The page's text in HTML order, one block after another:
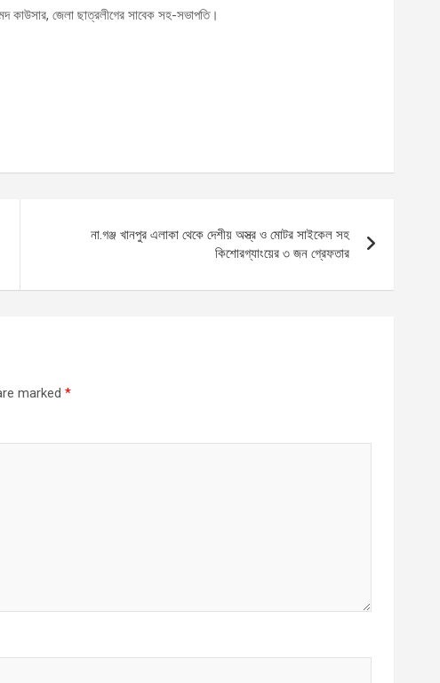
কাউসার, জেলা ছাত্রলীগের সাবেক সহ-সভাপতি।
না.গঞ্জ খানপুর এলাকা থেকে দেশীয় অস্ত্র ও মোটর সাইকেল সহ
কিশোরগ্যাংয়ের ৩ জন গ্রেফতার
marked *